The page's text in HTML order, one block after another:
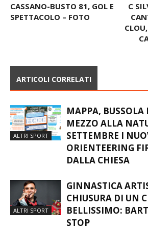
CASSANO-BUSTO 81, GOL E
SPETTACOLO – FOTO
C
ARTICOLI CORRELATI
ALTRI SPORT
MAPPA, BUSSOLA
MEZZO ALLA
SETTEMBRE I
ORIENTEERING
DALLA CHIESA
ALTRI SPORT
GINNASTICA
CHIUSURA DI UN
BELLISSIMO:
STOP